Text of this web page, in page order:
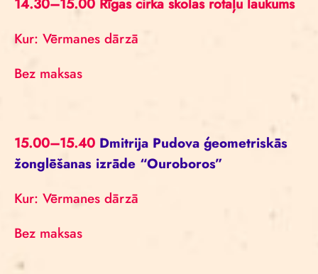
Kur: Vērmanes dārzā
Bez maksas
15.00–15.40 Dmitrija Pudova ģeometriskās
žonglēšanas izrāde “Ouroboros”
Kur: Vērmanes dārzā
Bez maksas